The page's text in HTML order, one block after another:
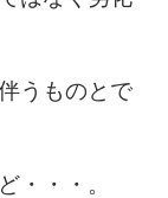
うものとで
・・・。